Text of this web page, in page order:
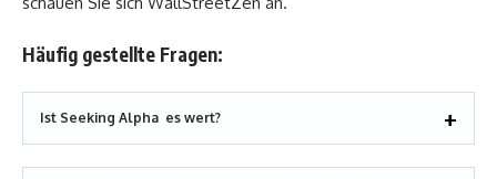
Häufig gestellte Fragen:
Ist Seeking Alpha es wert?